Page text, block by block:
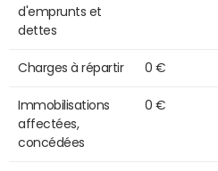
d'emprunts et
dettes
Charges à répartir 0 €
Immobilisations
affectées,
concédées
0 €